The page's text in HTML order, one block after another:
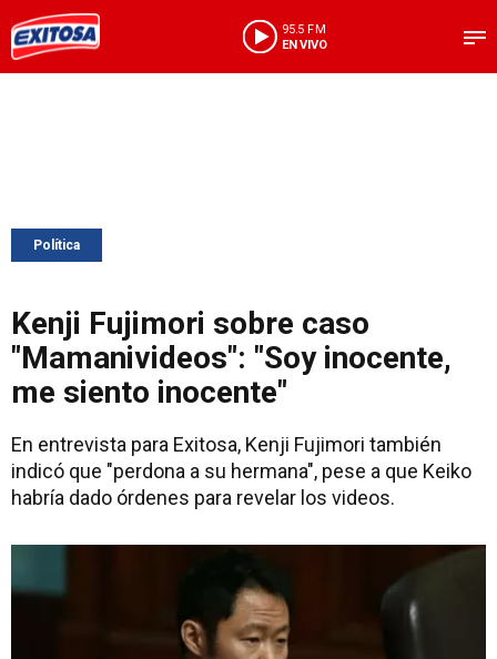
95.5 FM
EN VIVO
Política
Kenji Fujimori sobre caso
"Mamanivideos": "Soy inocente,
me siento inocente"
En entrevista para Exitosa, Kenji Fujimori también
indicó que "perdona a su hermana", pese a que Keiko
habría dado órdenes para revelar los videos.